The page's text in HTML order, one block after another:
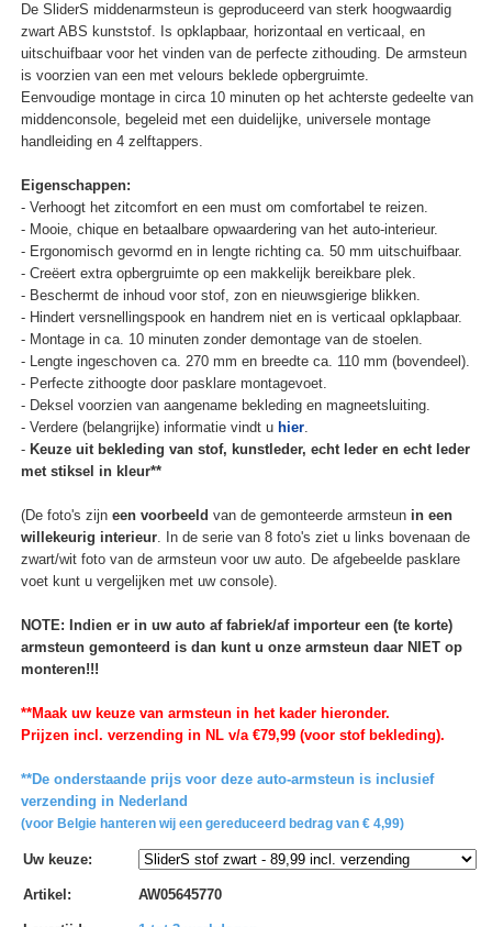
De SliderS middenarmsteun is geproduceerd van sterk hoogwaardig
zwart ABS kunststof. Is opklapbaar, horizontaal en verticaal, en
uitschuifbaar voor het vinden van de perfecte zithouding. De armsteun
is voorzien van een met velours beklede opbergruimte.
Eenvoudige montage in circa 10 minuten op het achterste gedeelte van
middenconsole, begeleid met een duidelijke, universele montage
handleiding en 4 zelftappers.
Eigenschappen:
- Verhoogt het zitcomfort en een must om comfortabel te reizen.
- Mooie, chique en betaalbare opwaardering van het auto-interieur.
- Ergonomisch gevormd en in lengte richting ca. 50 mm uitschuifbaar.
- Creëert extra opbergruimte op een makkelijk bereikbare plek.
- Beschermt de inhoud voor stof, zon en nieuwsgierige blikken.
- Hindert versnellingspook en handrem niet en is verticaal opklapbaar.
- Montage in ca. 10 minuten zonder demontage van de stoelen.
- Lengte ingeschoven ca. 270 mm en breedte ca. 110 mm (bovendeel).
- Perfecte zithoogte door pasklare montagevoet.
- Deksel voorzien van aangename bekleding en magneetsluiting.
- Verdere (belangrijke) informatie vindt u hier.
- Keuze uit bekleding van stof, kunstleder, echt leder en echt leder
met stiksel in kleur**
(De foto's zijn een voorbeeld van de gemonteerde armsteun in een
willekeurig interieur. In de serie van 8 foto's ziet u links bovenaan de
zwart/wit foto van de armsteun voor uw auto. De afgebeelde pasklare
voet kunt u vergelijken met uw console).
NOTE: Indien er in uw auto af fabriek/af importeur een (te korte)
armsteun gemonteerd is dan kunt u onze armsteun daar NIET op
monteren!!!
**Maak uw keuze van armsteun in het kader hieronder.
Prijzen incl. verzending in NL v/a €79,99 (voor stof bekleding).
**De onderstaande prijs voor deze auto-armsteun is inclusief
verzending in Nederland
(voor Belgie hanteren wij een gereduceerd bedrag van € 4,99)
Uw keuze:
Artikel : AW05645770